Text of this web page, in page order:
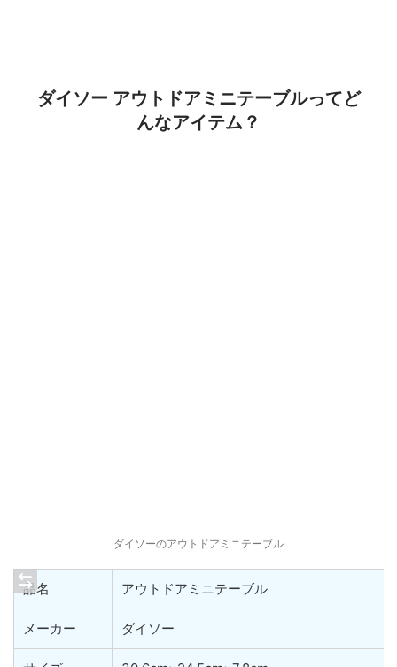
ダイソー アウトドアミニテーブルってど
んなアイテム？
ダイソーのアウトドアミニテーブル
品名 アウトドアミニテーブル
メーカー ダイソー